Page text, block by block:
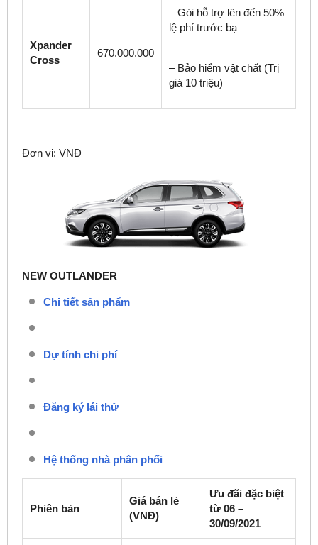
Xpander
Cross
670.000.000
– Gói hỗ trợ lên đến 50%
lệ phí trước bạ
– Bảo hiểm vật chất (Trị
giá 10 triệu)
Đơn vị: VNĐ
NEW OUTLANDER
Chi tiết sản phẩm
Dự tính chi phí
Đăng ký lái thử
Hệ thống nhà phân phối
Phiên bản
Giá bán lẻ
(VNĐ)
Ưu đãi đặc biệt
từ 06 –
30/09/2021